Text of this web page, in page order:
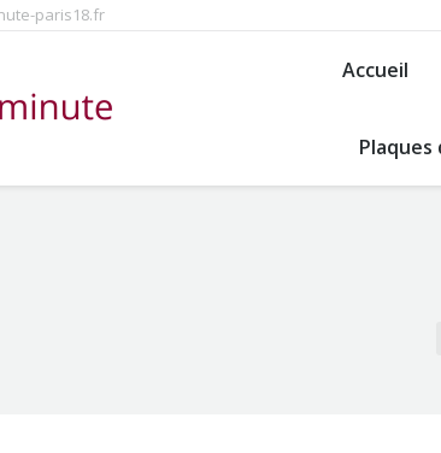
paris18.fr
Accueil
Plaques